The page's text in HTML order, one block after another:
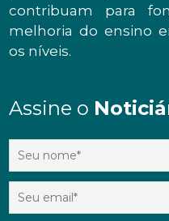
contribuam para
melhoria do ensino
os níveis.
Assine o